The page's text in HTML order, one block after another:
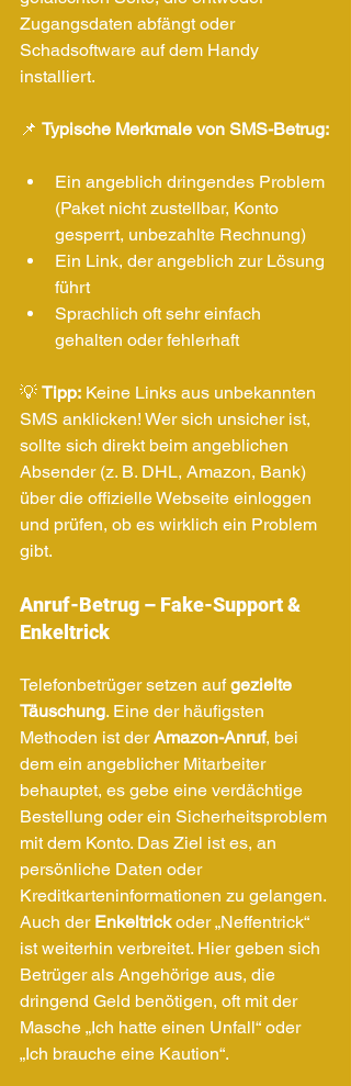
Zugangsdaten abfängt oder
Schadsoftware auf dem Handy
installiert.
📌 Typische Merkmale von SMS-Betrug:
Ein angeblich dringendes Problem
(Paket nicht zustellbar, Konto
gesperrt, unbezahlte Rechnung)
Ein Link, der angeblich zur Lösung
führt
Sprachlich oft sehr einfach
gehalten oder fehlerhaft
💡 Tipp: Keine Links aus unbekannten
SMS anklicken! Wer sich unsicher ist,
sollte sich direkt beim angeblichen
Absender (z. B. DHL, Amazon, Bank)
über die offizielle Webseite einloggen
und prüfen, ob es wirklich ein Problem
gibt.
Anruf-Betrug – Fake-Support &
Enkeltrick
Telefonbetrüger setzen auf gezielte
Täuschung. Eine der häufigsten
Methoden ist der Amazon-Anruf, bei
dem ein angeblicher Mitarbeiter
behauptet, es gebe eine verdächtige
Bestellung oder ein Sicherheitsproblem
mit dem Konto. Das Ziel ist es, an
persönliche Daten oder
Kreditkarteninformationen zu gelangen.
Auch der Enkeltrick oder „Neffentrick“
ist weiterhin verbreitet. Hier geben sich
Betrüger als Angehörige aus, die
dringend Geld benötigen, oft mit der
Masche „Ich hatte einen Unfall“ oder
„Ich brauche eine Kaution“.